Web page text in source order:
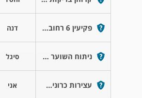
פקיעין 6 רחובות דנה
ניתוח השוער ביילוד בן 3 שבועות סיגל
עצירות כרונית אצל פג אני